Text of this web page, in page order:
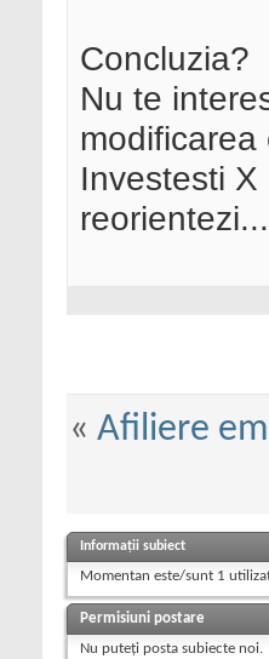
Concluzia?
Nu te
Investesti
« Afiliere
Informații subiect
Momentan este/sunt 1
Permisiuni postare
Nu puteţi posta subiecte noi.